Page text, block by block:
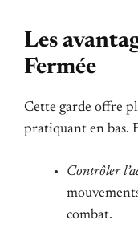
Les
Fermée
Cette garde offre
pratiquant en bas.
Contrôler
combat.